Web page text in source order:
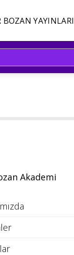
BOZAN YAYINLARI
Akademi